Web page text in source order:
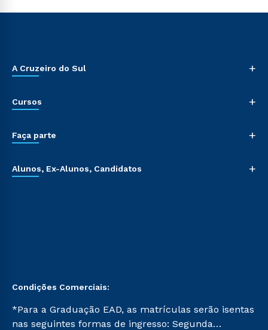
A Cruzeiro do Sul +
Cursos +
Faça parte +
Alunos, Ex-Alunos, Candidatos +
Condições Comerciais:
*Para a Graduação EAD, as matrículas serão isentas
nas seguintes formas de ingresso: Segunda